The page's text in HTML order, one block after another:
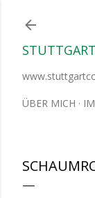
ÜBER MICH